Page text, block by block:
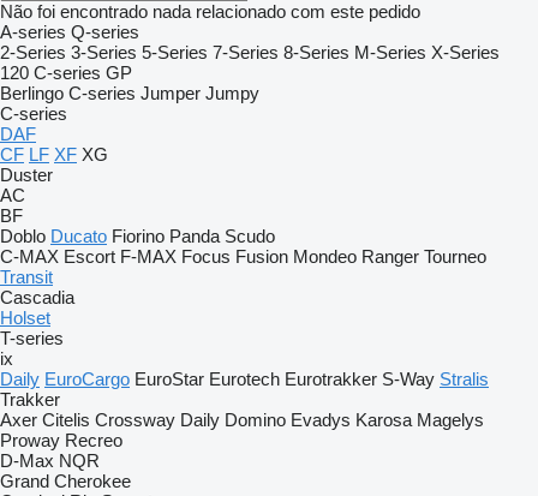
Não foi encontrado nada relacionado com este pedido
A-series Q-series
2-Series 3-Series 5-Series 7-Series 8-Series M-Series X-Series
120 C-series GP
Berlingo C-series Jumper Jumpy
C-series
DAF
CF LF XF XG
Duster
AC
BF
Doblo Ducato Fiorino Panda Scudo
C-MAX Escort F-MAX Focus Fusion Mondeo Ranger Tourneo
Transit
Cascadia
Holset
T-series
ix
Daily EuroCargo EuroStar Eurotech Eurotrakker S-Way Stralis
Trakker
Axer Citelis Crossway Daily Domino Evadys Karosa Magelys
Proway Recreo
D-Max NQR
Grand Cherokee